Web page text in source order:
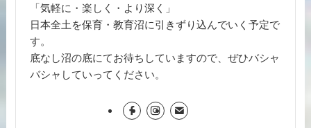
「気軽に・楽しく・より深く」
日本全土を保育・教育沼に引きずり込んでいく予定で
す。
底なし沼の底にてお待ちしていますので、ぜひバシャ
バシャしていってください。